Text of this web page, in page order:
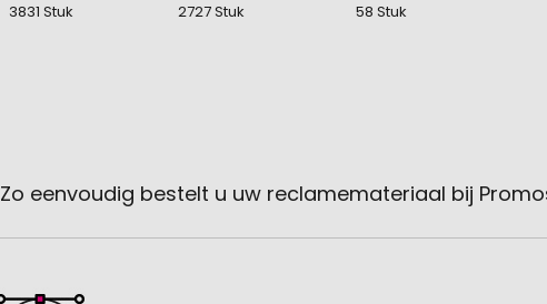
3831 Stuk
2727 Stuk
58 Stuk
Zo eenvoudig bestelt u uw reclamemateriaal bij